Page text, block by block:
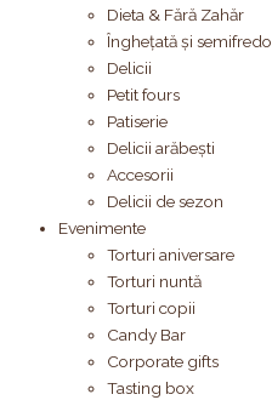
Dieta & Fără Zahăr
Înghețată și semifredo
Delicii
Petit fours
Patiserie
Delicii arăbești
Accesorii
Delicii de sezon
Evenimente
Torturi aniversare
Torturi nuntă
Torturi copii
Candy Bar
Corporate gifts
Tasting box